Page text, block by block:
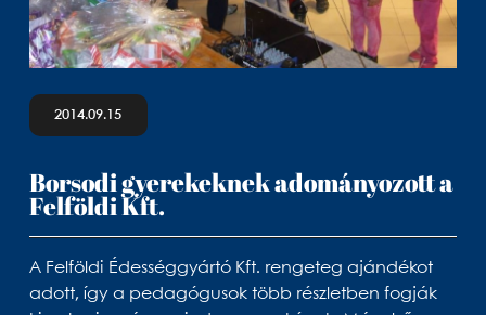
2014.09.15
Borsodi gyerekeknek adományozott a
Felföldi Kft.
A Felföldi Édességgyártó Kft. rengeteg ajándékot
adott, így a pedagógusok több részletben fogják